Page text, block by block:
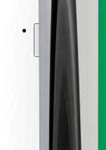
Bolt-ის
მხარდაჭერა
Bolt Food